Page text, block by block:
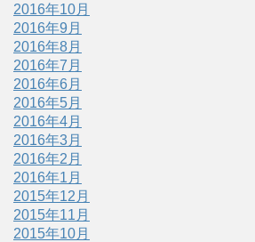
2016年10月
2016年9月
2016年8月
2016年7月
2016年6月
2016年5月
2016年4月
2016年3月
2016年2月
2016年1月
2015年12月
2015年11月
2015年10月